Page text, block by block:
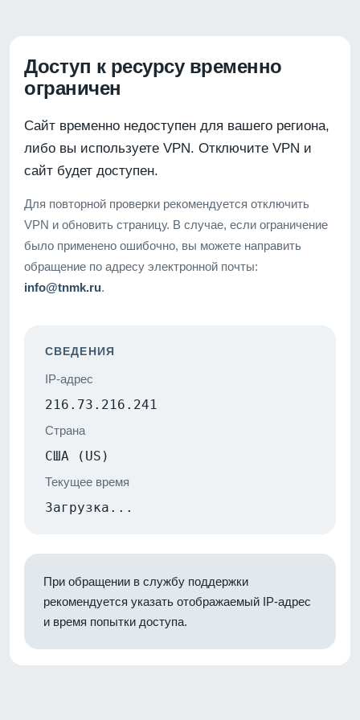
Доступ к ресурсу временно
ограничен
Сайт временно недоступен для вашего региона,
либо вы используете VPN. Отключите VPN и
сайт будет доступен.
Для повторной проверки рекомендуется отключить
VPN и обновить страницу. В случае, если ограничение
было применено ошибочно, вы можете направить
обращение по адресу электронной почты:
info@tnmk.ru.
СВЕДЕНИЯ
IP-адрес
216.73.216.241
Страна
США (US)
Текущее время
Загрузка...
При обращении в службу поддержки
рекомендуется указать отображаемый IP-адрес
и время попытки доступа.